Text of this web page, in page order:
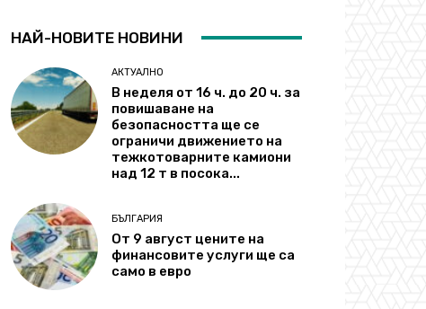
НАЙ-НОВИТЕ НОВИНИ
АКТУАЛНО
В неделя от 16 ч. до 20 ч. за
повишаване на
безопасността ще се
ограничи движението на
тежкотоварните камиони
над 12 т в посока...
БЪЛГАРИЯ
От 9 август цените на
финансовите услуги ще са
само в евро